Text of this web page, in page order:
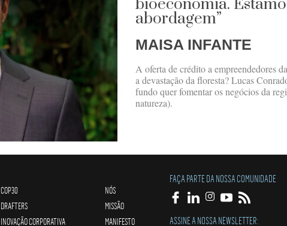
bioeconomia.
abordagem”
MAISA INFANTE
A oferta de crédito a empreendedores
a devastação da floresta? Lucas
fundo quer fomentar os negócios da
natureza).
COP30
DRAFTERS
INOVAÇÃO CORPORATIVA
NÓS
MISSÃO
MANIFESTO
FAÇA PARTE DA NOSSA COMUNIDADE
ASSINE A NOSSA NEWSLETTER: